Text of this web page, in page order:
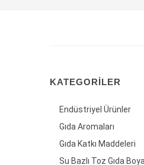
KATEGORILER
Endüstriyel Ürünler
Gıda Aromaları
Gıda Katkı Maddeleri
Su Bazlı Toz Gıda